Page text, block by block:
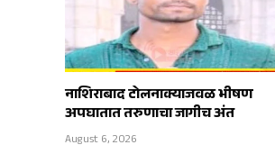
नाशिराबाद टोलनाक्याजवळ भीषण
अपघातात तरुणाचा जागीच अंत
August 6, 2026